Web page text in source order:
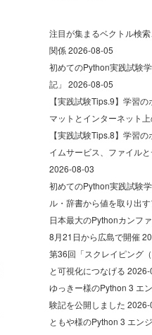
注目が集まるベクトル検
関係2026-08-05
初めてのPython実践試験
記」 2026-08-05
【実践試験Tips.9】学習
マットとインターネット
【実践試験Tips.8】学習
イムサービス、ファイル
2026-08-03
初めてのPython実践試験
ル・辞書から値を取り出す
日本最大のPythonカンフ
8月21日から広島で開催
第36回「スクレイピング
と可視化につなげる 2026-
ゆっきー様のPython 3 エ
験記を公開しました 2026-
ともや様のPython 3 エン